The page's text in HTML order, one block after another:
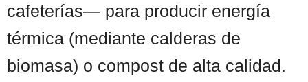
cafeterías— para producir energía
térmica (mediante calderas de
biomasa) o compost de alta calidad.